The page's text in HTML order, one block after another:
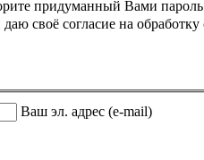
придуманный Вами пароль
Ваш эл. адрес (e-mail)